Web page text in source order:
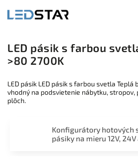
LED pásik s farbou
>80 2700K
LED pásik LED pásik s farbou svetla Teplá
vhodný na podsvietenie nábytku, stropov,
plôch.
Konfigurátory hotových
pásiky na mieru 12V, 24V